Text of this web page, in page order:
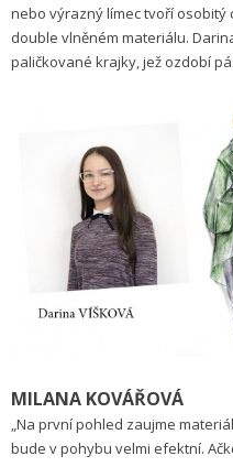
nebo výrazný límec tvoří osobitý
double vlněném materiálu.
paličkované krajky, jež ozdobí
MILANA KOVÁŘOVÁ
„Na první pohled zaujme
bude v pohybu velmi efektní.